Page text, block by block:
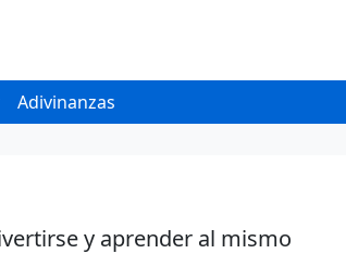
Adivinanzas
y aprender al mismo